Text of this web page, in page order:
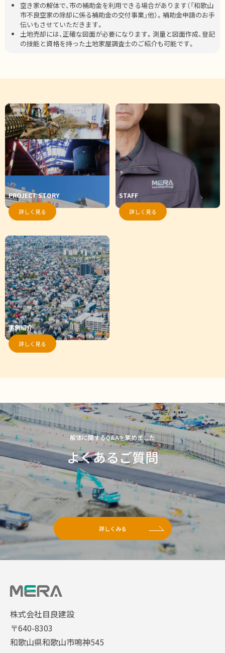
空き家の解体で、市の補助金を利用できる場合があります（「和歌山
市不良空家の除却に係る補助金の交付事業」他）。補助金申請のお手
伝いもさせていただきます。
土地売却には、正確な図面が必要になります。測量と図面作成、登記
の技能と資格を持った土地家屋調査士のご紹介も可能です。
PROJECT STORY
詳しく見る
STAFF
詳しく見る
事例紹介
詳しく見る
解体に関するQ&Aを集めました
よくあるご質問
詳しくみる
株式会社目良建設
〒640-8303
和歌山県和歌山市鳴神545